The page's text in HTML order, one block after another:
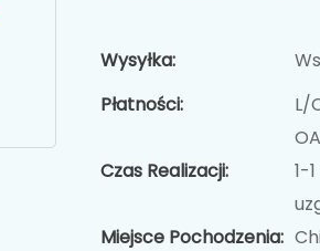
Wysyłka:
Płatności:
L/
OA
Czas Realizacji:
1-
Miejsce Pochodzenia: